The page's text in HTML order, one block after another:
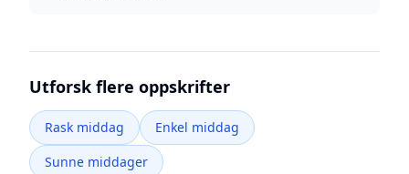
Utforsk flere oppskrifter
Rask middag
Enkel middag
Sunne middager